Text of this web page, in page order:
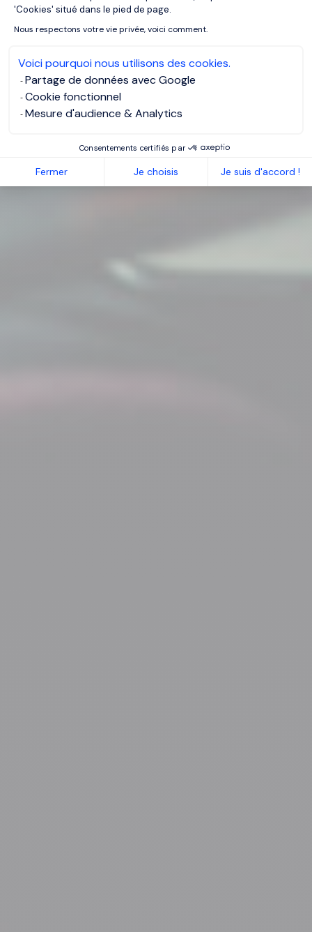
'Cookies' situé dans le pied de page.
Nous respectons votre vie privée, voici comment.
Voici pourquoi nous utilisons des cookies.
Partage de données avec Google
Cookie fonctionnel
Mesure d'audience & Analytics
Consentements certifiés par
Fermer Je choisis Je suis d'accord !